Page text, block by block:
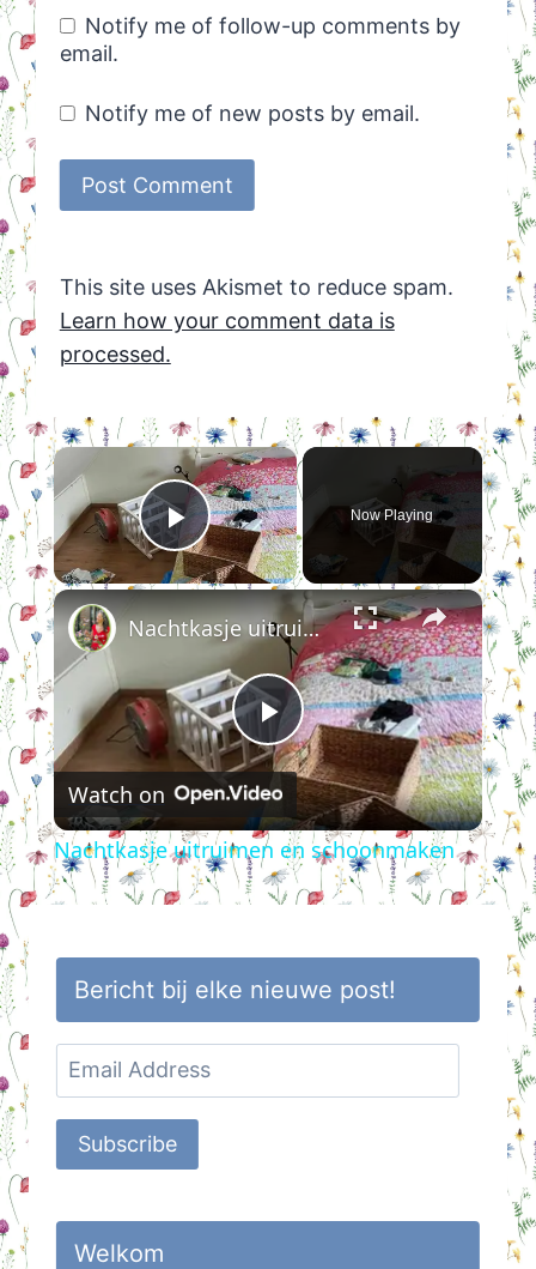
Notify me of follow-up comments by
email.
Notify me of new posts by email.
This site uses Akismet to reduce spam.
Learn how your comment data is
processed.
×
Play Video
Now Playing
×
Play
Video
Nachtkasje uitruimen en schoonmaken
Watch on
Nachtkasje uitruimen en schoonmaken
Bericht bij elke nieuwe post!
Email
Address
Subscribe
Welkom